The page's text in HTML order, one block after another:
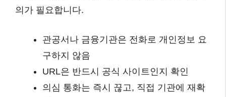
의가 필요합니다.
관공서나 금융기관은 전화로 개인정보 요
구하지 않음
URL은 반드시 공식 사이트인지 확인
의심 통화는 즉시 끊고, 직접 기관에 재확